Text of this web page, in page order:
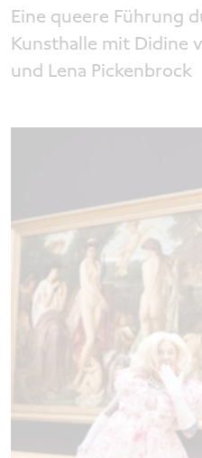
Eine queere Führung
Kunsthalle mit Didine
und Lena Pickenbrock